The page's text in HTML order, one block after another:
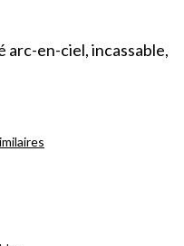
arc-en-ciel, incassable,